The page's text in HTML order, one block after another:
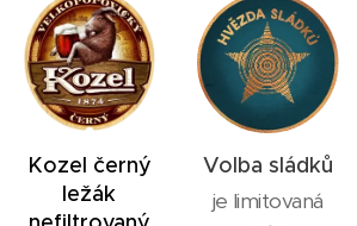
Kozel černý
ležák
Volba sládků
je limitovaná